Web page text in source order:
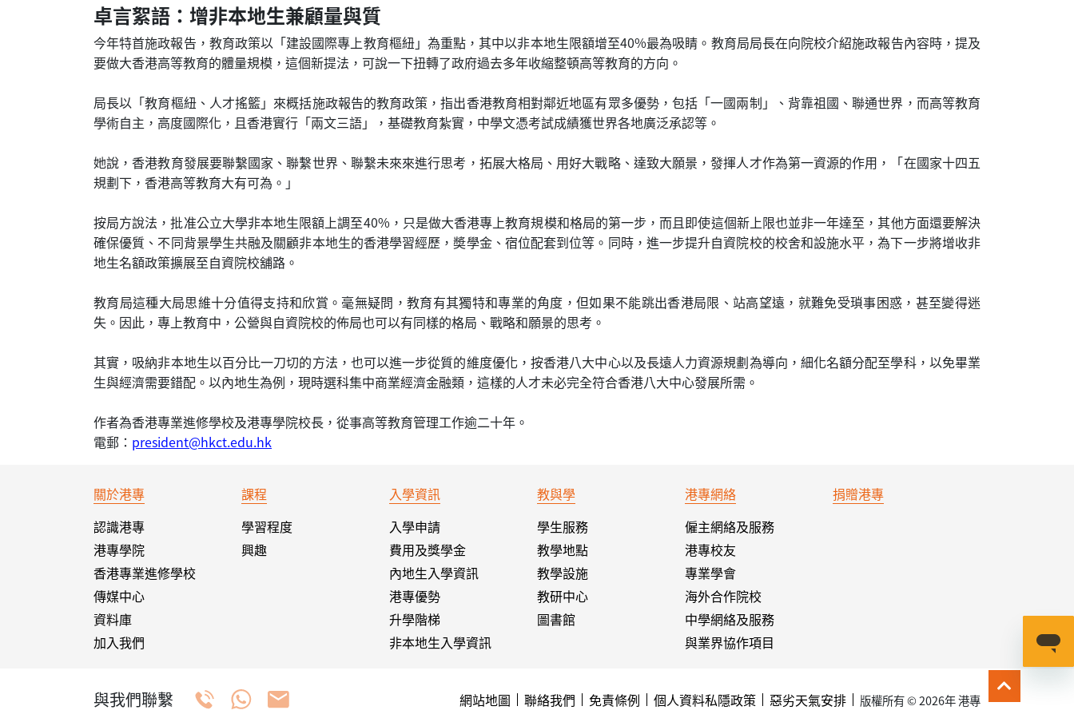
卓言絮語：增非本地生兼顧量與質
今年特首施政報告，教育政策以「建設國際專上教育樞紐」為重點，其中以非本地生限額增至40%最為吸睛。教育局局長在向院校介紹施政報告內容時，提及
要做大香港高等教育的體量規模，這個新提法，可說一下扭轉了政府過去多年收縮整頓高等教育的方向。
局長以「教育樞紐、人才搖籃」來概括施政報告的教育政策，指出香港教育相對鄰近地區有眾多優勢，包括「一國兩制」、背靠祖國、聯通世界，而高等教育
學術自主，高度國際化，且香港實行「兩文三語」，基礎教育紮實，中學文憑考試成績獲世界各地廣泛承認等。
她說，香港教育發展要聯繫國家、聯繫世界、聯繫未來來進行思考，拓展大格局、用好大戰略、達致大願景，發揮人才作為第一資源的作用，「在國家十四五
規劃下，香港高等教育大有可為。」
按局方說法，批准公立大學非本地生限額上調至40%，只是做大香港專上教育規模和格局的第一步，而且即使這個新上限也並非一年達至，其他方面還要解決
確保優質、不同背景學生共融及關顧非本地生的香港學習經歷，奬學金、宿位配套到位等。同時，進一步提升自資院校的校舍和設施水平，為下一步將增收非
地生名額政策擴展至自資院校舖路。
教育局這種大局思維十分值得支持和欣賞。毫無疑問，教育有其獨特和專業的角度，但如果不能跳出香港局限、站高望遠，就難免受瑣事困惑，甚至變得迷
失。因此，專上教育中，公營與自資院校的佈局也可以有同樣的格局、戰略和願景的思考。
其實，吸納非本地生以百分比一刀切的方法，也可以進一步從質的維度優化，按香港八大中心以及長遠人力資源規劃為導向，細化名額分配至學科，以免畢業
生與經濟需要錯配。以內地生為例，現時選科集中商業經濟金融類，這樣的人才未必完全符合香港八大中心發展所需。
作者為香港專業進修學校及港專學院校長，從事高等教育管理工作逾二十年。
電郵： president@hkct.edu.hk
關於港專
認識港專
港專學院
香港專業進修學校
傳媒中心
資料庫
加入我們
課程
學習程度
興趣
入學資訊
入學申請
費用及獎學金
內地生入學資訊
港專優勢
升學階梯
非本地生入學資訊
教與學
學生服務
教學地點
教學設施
教研中心
圖書館
港專網絡
僱主網絡及服務
港專校友
專業學會
海外合作院校
中學網絡及服務
與業界協作項目
捐贈港專
與我們聯繫 網站地圖 聯絡我們 免責條例 個人資料私隱政策 惡劣天氣安排 版權所有 © 2026年 港專